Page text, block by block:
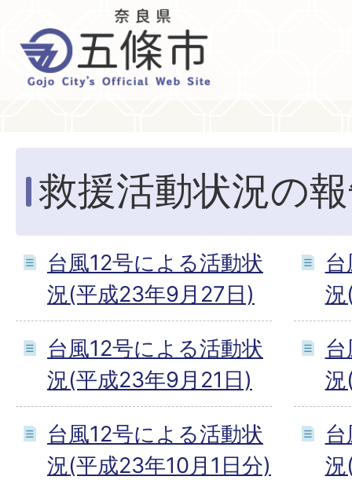
救援活動状況の
台風12号による活動状
況(平成23年9月27日)
台風12号による活動状
況(平成23年9月21日)
台風12号による活動状
況(平成23年10月1日分)
況